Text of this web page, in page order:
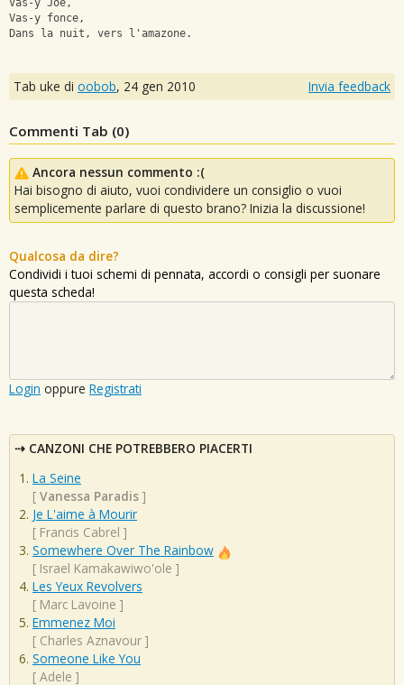
Vas-y Joe,
Vas-y fonce,
Dans la nuit, vers l'amazone.
Tab uke di oobob, 24 gen 2010 Invia feedback
Commenti Tab (0)
Ancora nessun commento :(
Hai bisogno di aiuto, vuoi condividere un consiglio o vuoi
semplicemente parlare di questo brano? Inizia la discussione!
Qualcosa da dire?
Condividi i tuoi schemi di pennata, accordi o consigli per suonare
questa scheda!
Login oppure Registrati
CANZONI CHE POTREBBERO PIACERTI
La Seine
[ Vanessa Paradis ]
Je L'aime à Mourir
[ Francis Cabrel ]
Somewhere Over The Rainbow
[ Israel Kamakawiwo'ole ]
Les Yeux Revolvers
[ Marc Lavoine ]
Emmenez Moi
[ Charles Aznavour ]
Someone Like You
[ Adele ]